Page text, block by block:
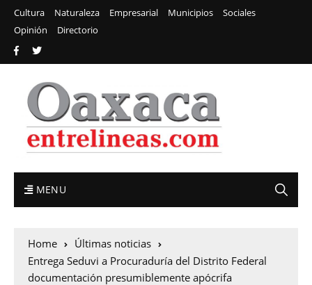
Cultura Naturaleza Empresarial Municipios
Sociales
Opinión
Directorio
MENU
Home
Últimas noticias
Entrega Seduvi a Procuraduría del Distrito Federal
documentación presumiblemente apócrifa